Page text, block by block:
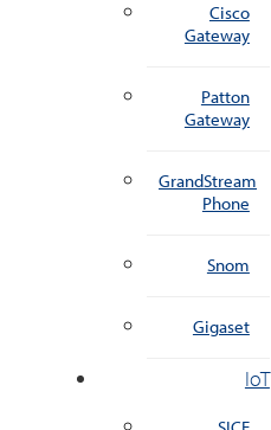
Cisco
Gateway
Patton
Gateway
GrandStream
Phone
Snom
Gigaset
IoT